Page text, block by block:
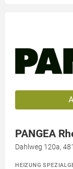
PANGEA
Dahlweg 120a,
HEIZUNG